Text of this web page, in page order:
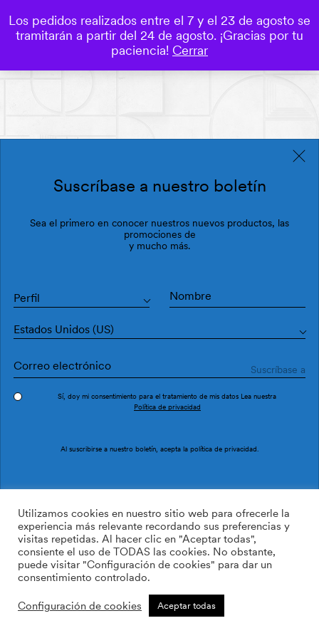
0
Ref. M3013-1
113.64$ /m2
Suscríbase a nuestro boletín
Sea el primero en conocer nuestros nuevos productos, las
promociones de
y mucho más.
Perfil
Estados Unidos (US)
Sí, doy mi consentimiento para el tratamiento de mis datos Lea nuestra
Política de privacidad
Al suscribirse a nuestro boletín, acepta la política de privacidad
Utilizamos cookies en nuestro sitio web para ofrecerle la
experiencia más relevante recordando sus preferencias y
visitas repetidas. Al hacer clic en "Aceptar todas",
consiente el uso de TODAS las cookies. No obstante,
puede visitar "Configuración de cookies" para dar un
consentimiento controlado.
Configuración de cookies Aceptar todas
Los pedidos realizados entre el 7 y el 23 de agosto se
tramitarán a partir del 24 de agosto. ¡Gracias por tu
paciencia! Cerrar